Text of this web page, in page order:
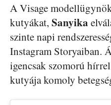
A Visage
kutyákat, Sanyika
szinte napi
Instagram Storyaiban.
igencsak szomorú
kutyája komoly